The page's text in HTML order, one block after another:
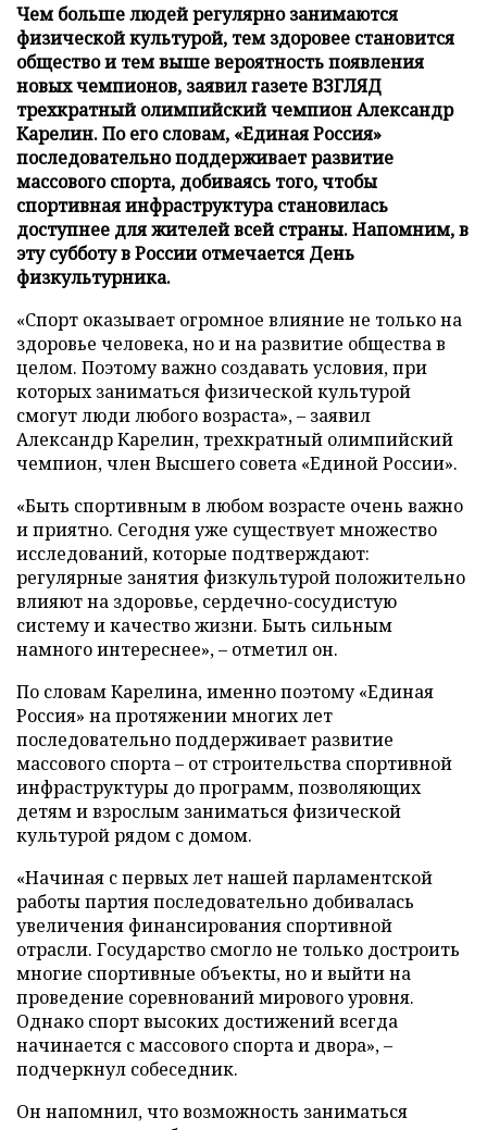
Чем больше людей регулярно занимаются
физической культурой, тем здоровее становится
общество и тем выше вероятность появления
новых чемпионов, заявил газете ВЗГЛЯД
трехкратный олимпийский чемпион Александр
Карелин. По его словам, «Единая Россия»
последовательно поддерживает развитие
массового спорта, добиваясь того, чтобы
спортивная инфраструктура становилась
доступнее для жителей всей страны. Напомним, в
эту субботу в России отмечается День
физкультурника.
«Спорт оказывает огромное влияние не только на
здоровье человека, но и на развитие общества в
целом. Поэтому важно создавать условия, при
которых заниматься физической культурой
смогут люди любого возраста», – заявил
Александр Карелин, трехкратный олимпийский
чемпион, член Высшего совета «Единой России».
«Быть спортивным в любом возрасте очень важно
и приятно. Сегодня уже существует множество
исследований, которые подтверждают:
регулярные занятия физкультурой положительно
влияют на здоровье, сердечно-сосудистую
систему и качество жизни. Быть сильным
намного интереснее», – отметил он.
По словам Карелина, именно поэтому «Единая
Россия» на протяжении многих лет
последовательно поддерживает развитие
массового спорта – от строительства спортивной
инфраструктуры до программ, позволяющих
детям и взрослым заниматься физической
культурой рядом с домом.
«Начиная с первых лет нашей парламентской
работы партия последовательно добивалась
увеличения финансирования спортивной
отрасли. Государство смогло не только достроить
многие спортивные объекты, но и выйти на
проведение соревнований мирового уровня.
Однако спорт высоких достижений всегда
начинается с массового спорта и двора», –
подчеркнул собеседник.
Он напомнил, что возможность заниматься